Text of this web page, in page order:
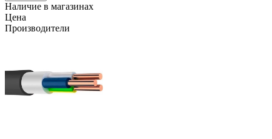
Наличие в магазинах
Цена
Производители